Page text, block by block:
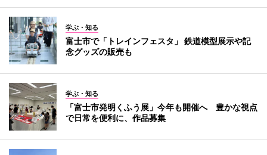
学ぶ・知る
富士市で「トレインフェスタ」 鉄道模型展示や記
念グッズの販売も
学ぶ・知る
「富士市発明くふう展」今年も開催へ 豊かな視点
で日常を便利に、作品募集